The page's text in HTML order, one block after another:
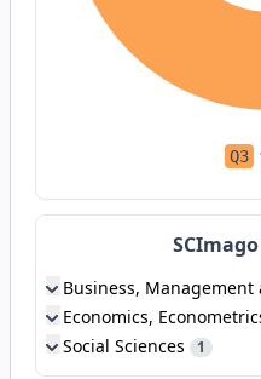
Q3
Business,
Economics,
Social Sciences 1